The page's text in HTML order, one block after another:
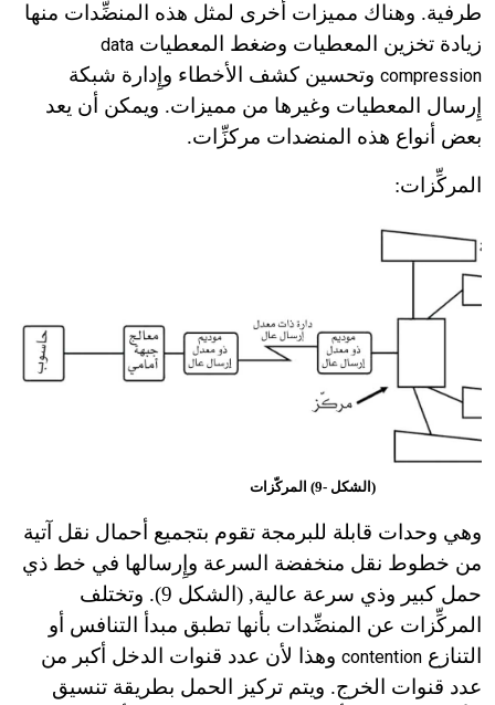
طرفية. وهناك مميزات أخرى لمثل هذه المنضِّدات منها
زيادة تخزين المعطيات وضغط المعطيات data
compression وتحسين كشف الأخطاء وإِدارة شبكة
إِرسال المعطيات وغيرها من مميزات. ويمكن أن يعد
بعض أنواع هذه المنضدات مركزِّات.
المركِّزات:
(الشكل -9) المركّزات
وهي وحدات قابلة للبرمجة تقوم بتجميع أحمال نقل آتية
من خطوط نقل منخفضة السرعة وإِرسالها في خط ذي
حمل كبير وذي سرعة عالية, (الشكل 9). وتختلف
المركِّزات عن المنضِّدات بأنها تطبق مبدأ التنافس أو
التنازع contention وهذا لأن عدد قنوات الدخل أكبر من
عدد قنوات الخرج. ويتم تركيز الحمل بطريقة تنسيق